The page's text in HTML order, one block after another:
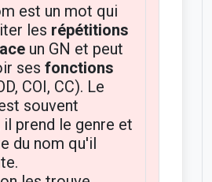
est un mot qui
les répétitions
un GN et peut
ses fonctions
COI, CC). Le
souvent
il prend le genre et
du nom qu'il